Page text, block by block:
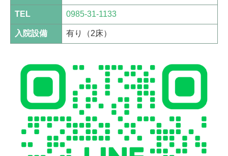
TEL 0985-31-1133
入院設備 有り（2床）